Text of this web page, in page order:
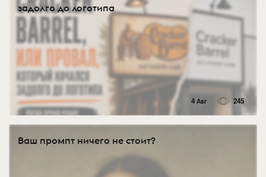
задолго до логотипа
4 Авг 245
Ваш промпт ничего не стоит?